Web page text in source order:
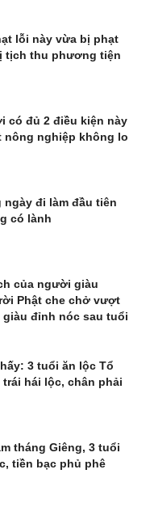
lỗi này vừa bị phạt
tịch thu phương tiện
có đủ 2 điều kiện này
nông nghiệp không lo
đi làm đầu tiên
có lành
của người giàu
Phật che chở vượt
đỉnh nóc sau tuổi
3 tuổi ăn lộc Tổ
hái lộc, chân phải
tháng Giêng, 3 tuổi
tiền bạc phủ phê